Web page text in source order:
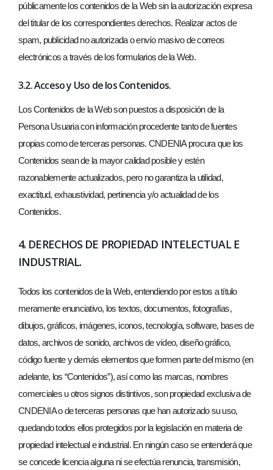
públicamente los contenidos de la Web sin la autorización expresa
del titular de los correspondientes derechos. Realizar actos de
spam, publicidad no autorizada o envío masivo de correos
electrónicos a través de los formularios de la Web.
3.2. Acceso y Uso de los Contenidos.
Los Contenidos de la Web son puestos a disposición de la
Persona Usuaria con información procedente tanto de fuentes
propias como de terceras personas. CNDENIA procura que los
Contenidos sean de la mayor calidad posible y estén
razonablemente actualizados, pero no garantiza la utilidad,
exactitud, exhaustividad, pertinencia y/o actualidad de los
Contenidos.
4. DERECHOS DE PROPIEDAD INTELECTUAL E
INDUSTRIAL.
Todos los contenidos de la Web, entendiendo por estos a título
meramente enunciativo, los textos, documentos, fotografías,
dibujos, gráficos, imágenes, iconos, tecnología, software, bases de
datos, archivos de sonido, archivos de vídeo, diseño gráfico,
código fuente y demás elementos que formen parte del mismo (en
adelante, los “Contenidos”), así como las marcas, nombres
comerciales u otros signos distintivos, son propiedad exclusiva de
CNDENIA o de terceras personas que han autorizado su uso,
quedando todos ellos protegidos por la legislación en materia de
propiedad intelectual e industrial. En ningún caso se entenderá que
se concede licencia alguna ni se efectúa renuncia, transmisión,